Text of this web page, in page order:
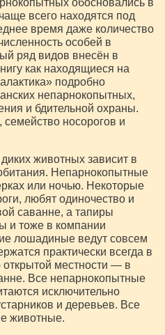
обосновались в
всего находятся под
время даже количество
особей в
ряд видов внесён в
как находящиеся на
подробно
непарнокопытных,
и бдительной охраны.
носорогов и
животных зависит в
Непарнокопытные
или ночью. Некоторые
любят одиночество и
саванне, а тапиры
и тоже в компании
лошадиные ведут совсем
практически всегда в
открытой местности — в
Все непарнокопытные
исключительно
и деревьев. Все
животные.